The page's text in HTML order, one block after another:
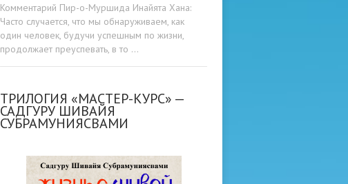
Комментарий Пир-о-Муршида Инайята Хана:
Часто случается, что мы обнаруживаем, как
один человек, будучи успешным по жизни,
продолжает преуспевать, в то …
ТРИЛОГИЯ «МАСТЕР-КУРС» —
САДГУРУ ШИВАЙЯ
СУБРАМУНИЯСВАМИ